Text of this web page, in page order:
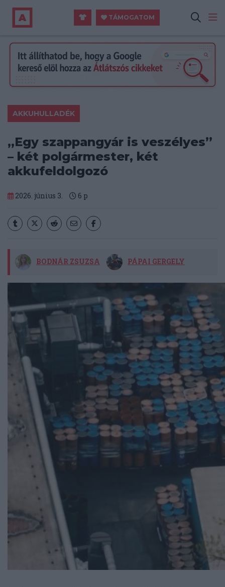
TÁMOGATOM
AKKUHULLADÉK
„Egy szappangyár is veszélyes”
– két polgármester, két
akkufeldolgozó
2026. június 3. 6 p
BODNÁR ZSUZSA PÁPAI GERGELY